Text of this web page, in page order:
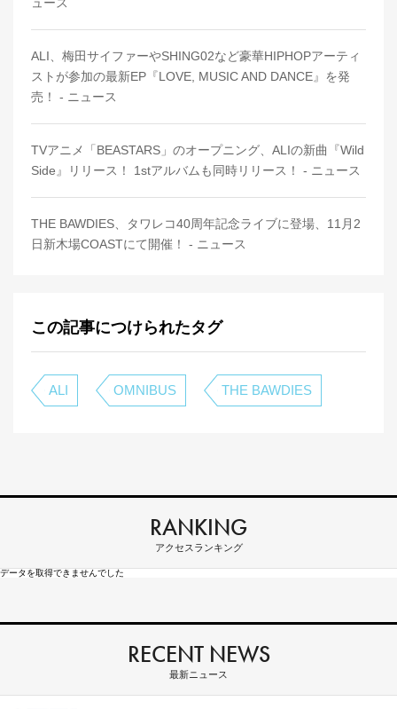
ALI、梅田サイファーやSHING02など豪華HIPHOPアーティ
ストが参加の最新EP『LOVE, MUSIC AND DANCE』を発
売！ - ニュース
TVアニメ「BEASTARS」のオープニング、ALIの新曲『Wild
Side』リリース！ 1stアルバムも同時リリース！ - ニュース
THE BAWDIES、タワレコ40周年記念ライブに登場、11月2
日新木場COASTにて開催！ - ニュース
この記事につけられたタグ
ALI OMNIBUS THE BAWDIES
RANKING
アクセスランキング
データを取得できませんでした
RECENT NEWS
最新ニュース